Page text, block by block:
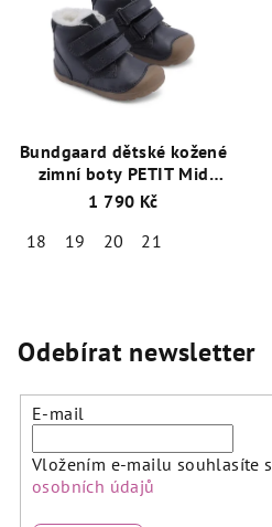
Bundgaard dětské kožené
zimní boty PETIT Mid
Winter BG303201DG-519
1 790 Kč
18
19 20 21
Odebírat newsletter
E-mail
Vložením e-mailu souhlasíte s
osobních údajů